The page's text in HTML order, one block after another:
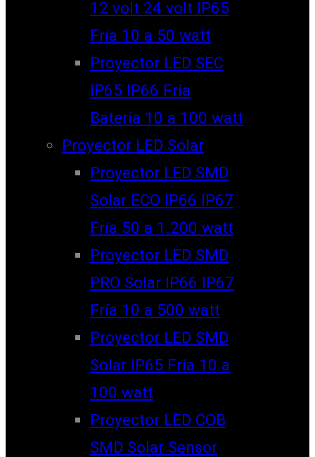
12 volt 24 volt IP65
Fría 10 a 50 watt
Proyector LED SEC
IP65 IP66 Fría
Batería 10 a 100 watt
Proyector LED Solar
Proyector LED SMD
Solar ECO IP66 IP67
Fría 50 a 1.200 watt
Proyector LED SMD
PRO Solar IP66 IP67
Fría 10 a 500 watt
Proyector LED SMD
Solar IP65 Fría 10 a
100 watt
Proyector LED COB
SMD Solar Sensor